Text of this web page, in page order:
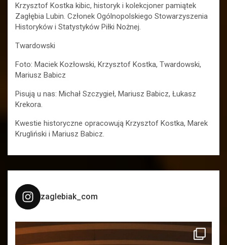
Krzysztof Kostka kibic, historyk i kolekcjoner pamiątek
Zagłębia Lubin. Członek Ogólnopolskiego Stowarzyszenia
Historyków i Statystyków Piłki Nożnej.
Twardowski
Foto: Maciek Kozłowski, Krzysztof Kostka, Twardowski,
Mariusz Babicz
Pisują u nas: Michał Szczygieł, Mariusz Babicz, Łukasz
Krekora.
Kwestie historyczne opracowują Krzysztof Kostka, Marek
Krugliński i Mariusz Babicz.
zaglebiak_com